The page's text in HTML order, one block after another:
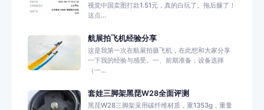
视觉中国卖图打款1.51元，真的白玩了。拖后腿了！
这点...
航展拍飞机经验分享
这是我第一次在航展拍摄飞机，在此想和大家分享
一下我的经验与感受。一、前期准备：设备选择
（一...
套娃三脚架黑琵W28全面评测
黑琵W28三脚架采用碳纤维材质，重1353g，重量